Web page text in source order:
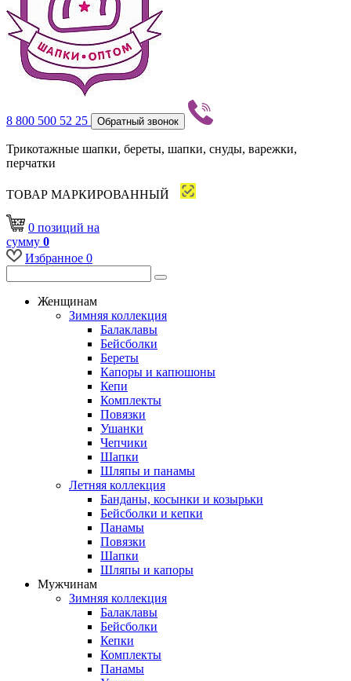
8 800 500 52 25 Обратный звонок
Трикотажные шапки, береты, шапки, снуды, варежки,
перчатки
ТОВАР МАРКИРОВАННЫЙ
0 позиций на
сумму 0
Избранное 0
Женщинам
Зимняя коллекция
Балаклавы
Бейсболки
Береты
Капоры и капюшоны
Кепи
Комплекты
Повязки
Ушанки
Чепчики
Шапки
Шляпы и панамы
Летняя коллекция
Банданы, косынки и козырьки
Бейсболки и кепки
Панамы
Повязки
Шапки
Шляпы и капоры
Мужчинам
Зимняя коллекция
Балаклавы
Бейсболки
Кепки
Комплекты
Панамы